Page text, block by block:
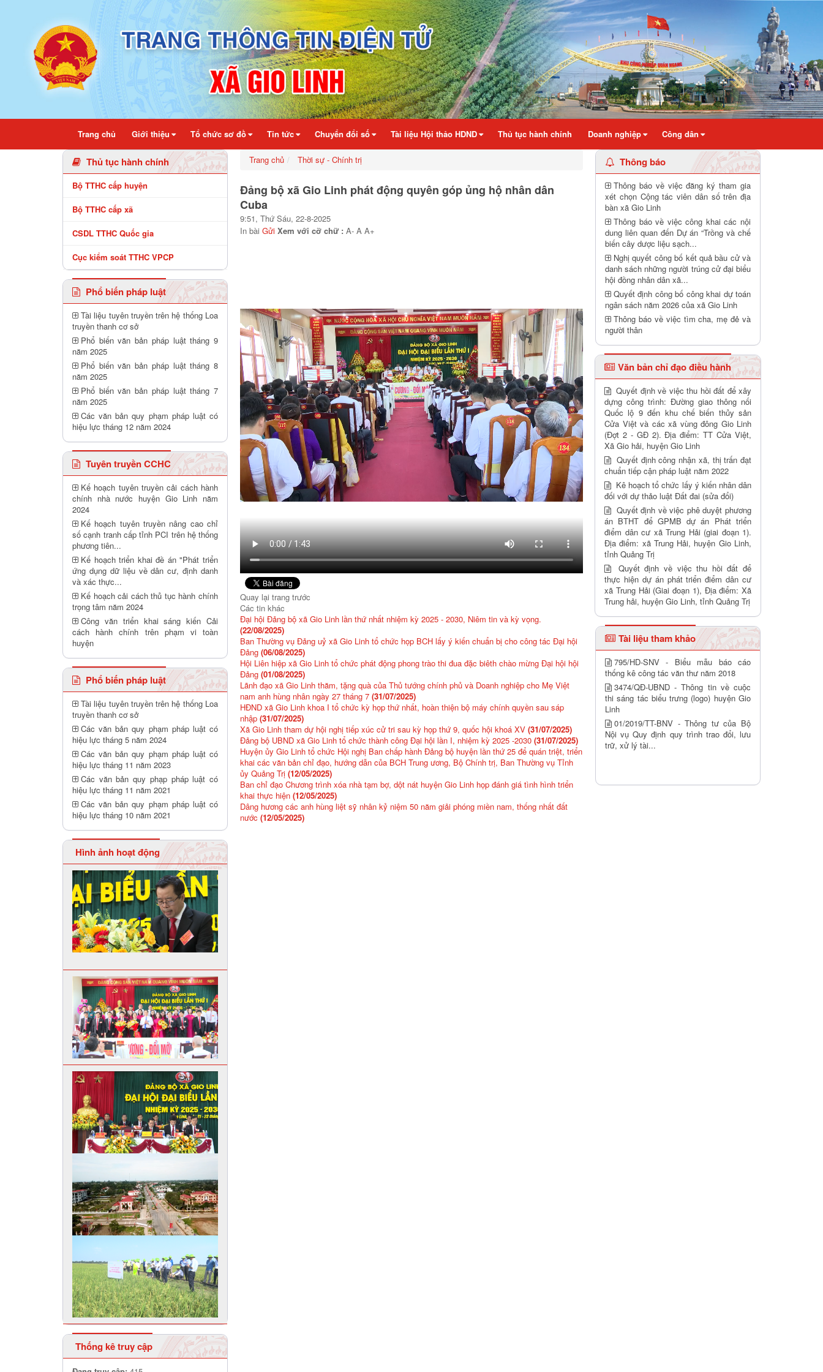
Chi tiết bài viết - Xã Gio Linh
Trang chủ Giới thiệu Tổ chức sơ đồ Tin tức Chuyển đổi số Tài liệu Hội thảo HDND Thủ tục hành chính Doanh nghiệp Công dân
Thủ tục hành chính
Bộ TTHC cấp huyện
Bộ TTHC cấp xã
CSDL TTHC Quốc gia
Cục kiểm soát TTHC VPCP
Phổ biến pháp luật
Tài liệu tuyên truyền trên hệ thống Loa
truyền thanh cơ sở
Phổ biến văn bản pháp luật tháng 9
năm 2025
Phổ biến văn bản pháp luật tháng 8
năm 2025
Phổ biến văn bản pháp luật tháng 7
năm 2025
Các văn bản quy phạm pháp luật có
hiệu lực tháng 12 năm 2024
Tuyên truyền CCHC
Kế hoạch tuyên truyền cải cách hành
chính nhà nước huyện Gio Linh năm
2024
Kế hoạch tuyên truyền nâng cao chỉ
số cạnh tranh cấp tỉnh PCI trên hệ thống
phương tiên...
Kế hoạch triển khai đề án "Phát triển
ứng dụng dữ liệu về dân cư, định danh
và xác thực...
Kế hoạch cải cách thủ tục hành chính
trọng tâm năm 2024
Công văn triển khai sáng kiến Cải
cách hành chính trên phạm vi toàn
huyện
Phổ biến pháp luật
Tài liệu tuyên truyền trên hệ thống Loa
truyền thanh cơ sở
Các văn bản quy phạm pháp luật có
hiệu lực tháng 5 năm 2024
Các văn bản quy phạm pháp luật có
hiệu lực tháng 11 năm 2023
Các văn bản quy phạp pháp luật có
hiệu lực tháng 11 năm 2021
Các văn bản quy phạm pháp luật có
hiệu lực tháng 10 năm 2021
Hình ảnh hoạt động
Thống kê truy cập
Trang chủ Thời sự - Chính trị
Đảng bộ xã Gio Linh phát động quyên góp ủng hộ nhân dân
Cuba
9:51, Thứ Sáu, 22-8-2025
In bài Gửi Xem với cỡ chữ : A- A A+
Quay lại trang trước
Các tin khác
Đại hội Đảng bộ xã Gio Linh lần thứ nhất nhiệm kỳ 2025 - 2030, Niêm tin và kỳ vọng.
(22/08/2025)
Ban Thường vụ Đảng uỷ xã Gio Linh tổ chức họp BCH lấy ý kiến chuẩn bị cho công tác Đại hội
Đảng (06/08/2025)
Hội Liên hiệp xã Gio Linh tổ chức phát động phong trào thi đua đặc biêth chào mừng Đại hội hội
Đảng (01/08/2025)
Lãnh đạo xã Gio Linh thăm, tặng quà của Thủ tướng chính phủ và Doanh nghiệp cho Mẹ Việt
nam anh hùng nhân ngày 27 tháng 7 (31/07/2025)
HĐND xã Gio Linh khoa I tổ chức kỳ họp thứ nhất, hoàn thiện bộ máy chính quyền sau sáp
nhập (31/07/2025)
Xã Gio Linh tham dự hội nghị tiếp xúc cử tri sau kỳ họp thứ 9, quốc hội khoá XV (31/07/2025)
Đảng bộ UBND xã Gio Linh tổ chức thành công Đại hội lần I, nhiệm kỳ 2025 -2030 (31/07/2025)
Huyện ủy Gio Linh tổ chức Hội nghị Ban chấp hành Đảng bộ huyện lần thứ 25 để quán triệt, triển
khai các văn bản chỉ đạo, hướng dẫn của BCH Trung ương, Bộ Chính trị, Ban Thường vụ Tỉnh
ủy Quảng Trị (12/05/2025)
Ban chỉ đạo Chương trình xóa nhà tạm bợ, dột nát huyện Gio Linh họp đánh giá tình hình triển
khai thực hiện (12/05/2025)
Dâng hương các anh hùng liệt sỹ nhân kỷ niệm 50 năm giải phóng miền nam, thống nhất đất
nước (12/05/2025)
Thông báo
Thông báo về việc đăng ký tham gia
xét chọn Cộng tác viên dân số trên địa
bàn xã Gio Linh
Thông báo về việc công khai các nội
dung liên quan đến Dự án “Trồng và chế
biến cây dược liệu sạch...
Nghị quyết công bố kết quả bầu cử và
danh sách những người trúng cử đại biểu
hội đồng nhân dân xã...
Quyết định công bố công khai dự toán
ngân sách năm 2026 của xã Gio Linh
Thông báo về việc tìm cha, mẹ đẻ và
người thân
Văn bản chỉ đạo điều hành
Quyết định về việc thu hồi đất để xây
dựng công trình: Đường giao thông nối
Quốc lộ 9 đến khu chế biến thủy sản
Cửa Việt và các xã vùng đông Gio Linh
(Đợt 2 - GĐ 2). Địa điểm: TT Cửa Việt,
Xã Gio hải, huyện Gio Linh
Quyết định công nhận xã, thị trấn đạt
chuẩn tiếp cận pháp luật năm 2022
Kê hoạch tổ chức lấy ý kiến nhân dân
đối với dự thảo luật Đất đai (sửa đổi)
Quyết định về việc phê duyệt phương
án BTHT để GPMB dự án Phát triển
điểm dân cư xã Trung Hải (giai đoạn 1).
Địa điểm: xã Trung Hải, huyện Gio Linh,
tỉnh Quảng Trị
Quyết định về việc thu hồi đất để
thực hiện dự án phát triển điểm dân cư
xã Trung Hải (Giai đoạn 1), Địa điểm: Xã
Trung hải, huyện Gio Linh, tỉnh Quảng Trị
Tài liệu tham khảo
795/HD-SNV - Biểu mẫu báo cáo
thống kê công tác văn thư năm 2018
3474/QĐ-UBND - Thông tin về cuộc
thi sáng tác biểu trưng (logo) huyện Gio
Linh
01/2019/TT-BNV - Thông tư của Bộ
Nội vụ Quy định quy trình trao đổi, lưu
trữ, xử lý tài...